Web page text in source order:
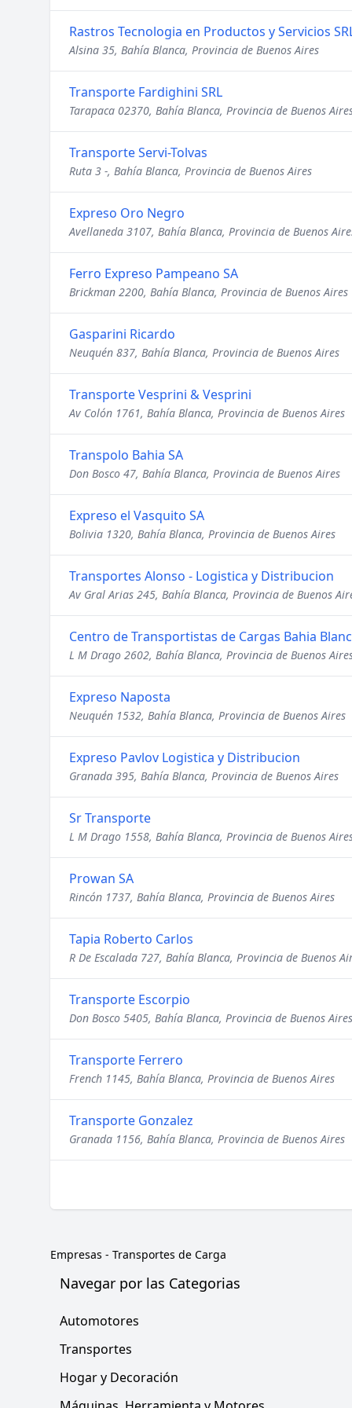
Rastros Tecnologia en Productos y Servicios
Alsina 35, Bahía Blanca, Provincia de Buenos Aires
Transporte Fardighini SRL
Tarapaca 02370, Bahía Blanca, Provincia de Buenos
Transporte Servi-Tolvas
Ruta 3 -, Bahía Blanca, Provincia de Buenos Aires
Expreso Oro Negro
Avellaneda 3107, Bahía Blanca, Provincia de Buenos
Ferro Expreso Pampeano SA
Brickman 2200, Bahía Blanca, Provincia de Buenos Aires
Gasparini Ricardo
Neuquén 837, Bahía Blanca, Provincia de Buenos Aires
Transporte Vesprini & Vesprini
Av Colón 1761, Bahía Blanca, Provincia de Buenos Aires
Transpolo Bahia SA
Don Bosco 47, Bahía Blanca, Provincia de Buenos Aires
Expreso el Vasquito SA
Bolivia 1320, Bahía Blanca, Provincia de Buenos Aires
Transportes Alonso - Logistica y Distribucion
Av Gral Arias 245, Bahía Blanca, Provincia de Buenos
Centro de Transportistas de Cargas Bahia
L M Drago 2602, Bahía Blanca, Provincia de Buenos
Expreso Naposta
Neuquén 1532, Bahía Blanca, Provincia de Buenos Aires
Expreso Pavlov Logistica y Distribucion
Granada 395, Bahía Blanca, Provincia de Buenos Aires
Sr Transporte
L M Drago 1558, Bahía Blanca, Provincia de Buenos
Prowan SA
Rincón 1737, Bahía Blanca, Provincia de Buenos Aires
Tapia Roberto Carlos
R De Escalada 727, Bahía Blanca, Provincia de Buenos
Transporte Escorpio
Don Bosco 5405, Bahía Blanca, Provincia de Buenos Aires
Transporte Ferrero
French 1145, Bahía Blanca, Provincia de Buenos Aires
Transporte Gonzalez
Granada 1156, Bahía Blanca, Provincia de Buenos Aires
Empresas - Transportes de Carga
Navegar por las Categorias
Automotores
Transportes
Hogar y Decoración